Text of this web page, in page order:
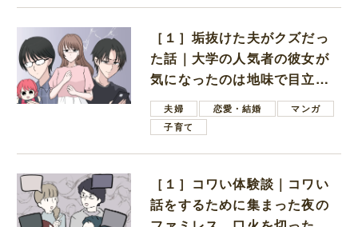
［１］垢抜けた夫がクズだっ
た話｜大学の人気者の彼女が
気になったのは地味で目立た
ない男子学生
夫婦 恋愛・結婚
マンガ
子育て
［１］コワい体験談｜コワい
話をするために集まった夜の